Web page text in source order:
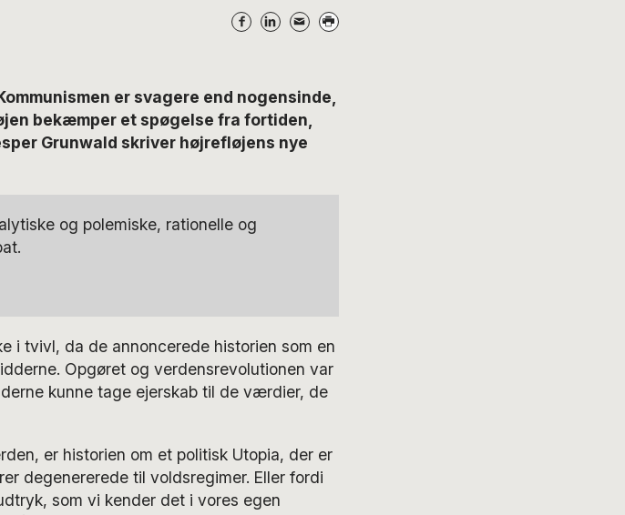
er svagere end nogensinde,
bekæmper et spøgelse fra fortiden,
Grunwald skriver højrefløjens nye
og polemiske, rationelle og
i tvivl, da de annoncerede historien som en
Opgøret og verdensrevolutionen var
kunne tage ejerskab til de værdier, de
er historien om et politisk Utopia, der er
degenererede til voldsregimer. Eller fordi
som vi kender det i vores egen